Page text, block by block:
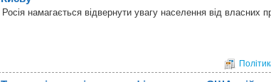
Росія намагається відвернути увагу населення від власних